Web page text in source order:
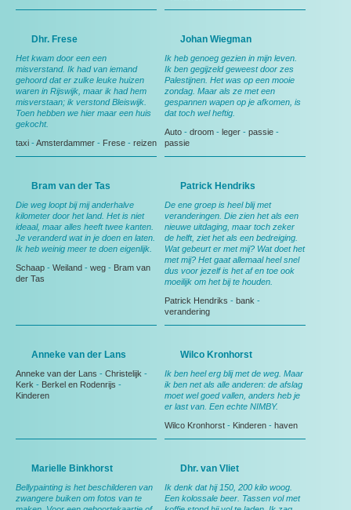
Dhr. Frese
Het kwam door een een
misverstand. Ik had van iemand
gehoord dat er zulke leuke huizen
waren in Rijswijk, maar ik had hem
misverstaan; ik verstond Bleiswijk.
Toen hebben we hier maar een huis
gekocht.
taxi - Amsterdammer - Frese - reizen
Johan Wiegman
Ik heb genoeg gezien in mijn leven.
Ik ben gegijzeld geweest door zes
Palestijnen. Het was op een mooie
zondag. Maar als ze met een
gespannen wapen op je afkomen, is
dat toch wel heftig.
Auto - droom - leger - passie -
passie
Bram van der Tas
Die weg loopt bij mij anderhalve
kilometer door het land. Het is niet
ideaal, maar alles heeft twee kanten.
Je veranderd wat in je doen en laten.
Ik heb weinig meer te doen eigenlijk.
Schaap - Weiland - weg - Bram van
der Tas
Patrick Hendriks
De ene groep is heel blij met
veranderingen. Die zien het als een
nieuwe uitdaging, maar toch zeker
de helft, ziet het als een bedreiging.
Wat gebeurt er met mij? Wat doet het
met mij? Het gaat allemaal heel snel
dus voor jezelf is het af en toe ook
moeilijk om het bij te houden.
Patrick Hendriks - bank -
verandering
Anneke van der Lans
Anneke van der Lans - Christelijk -
Kerk - Berkel en Rodenrijs -
Kinderen
Wilco Kronhorst
Ik ben heel erg blij met de weg. Maar
ik ben net als alle anderen: de afslag
moet wel goed vallen, anders heb je
er last van. Een echte NIMBY.
Wilco Kronhorst - Kinderen - haven
Marielle Binkhorst
Bellypainting is het beschilderen van
zwangere buiken om fotos van te
Dhr. van Vliet
Ik denk dat hij 150, 200 kilo woog.
Een kolossale beer. Tassen vol met